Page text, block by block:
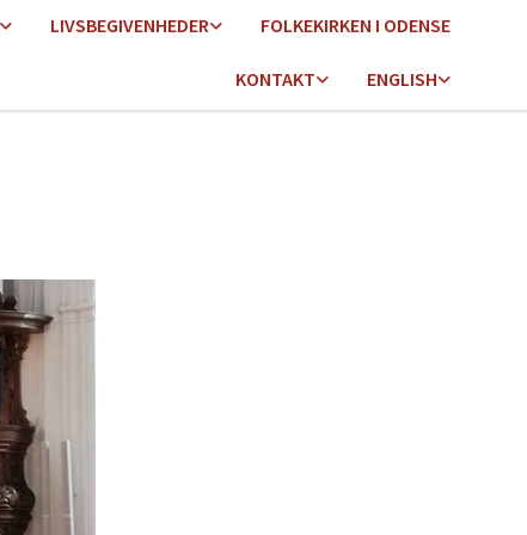
LIVSBEGIVENHEDER FOLKEKIRKEN I ODENSE
KONTAKT ENGLISH